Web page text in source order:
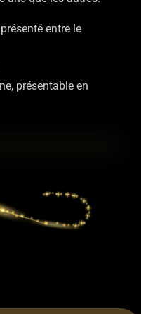
entre le
présentable en